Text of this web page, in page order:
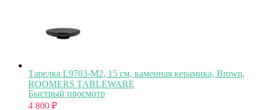
Тарелка L9703-M2, 15 см, каменная керамика, Brown,
ROOMERS TABLEWARE
Быстрый просмотр
4 800 ₽